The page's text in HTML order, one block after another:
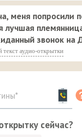
меня попросили
лучшая
звонок на
аудио-открытки
сейчас?